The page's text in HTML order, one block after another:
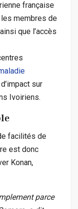
française
membres de
que l’accès
sur
Ivoiriens.
facilités de
est donc
Konan,
parce